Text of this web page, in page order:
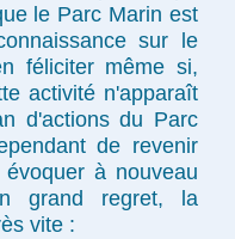
le Parc Marin est
sur le
féliciter même si,
activité n'apparaît
d'actions du Parc
de revenir
à nouveau
grand regret, la
vite :